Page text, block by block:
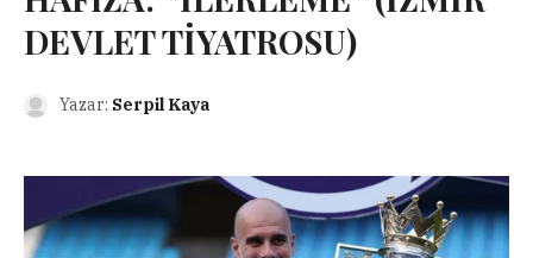
DEVLET TİYATROSU)
Yazar: Serpil Kaya